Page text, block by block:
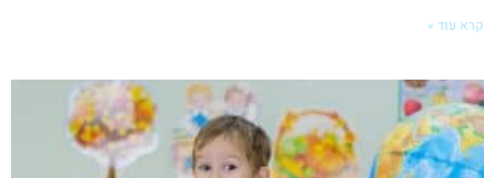
קרא עוד »